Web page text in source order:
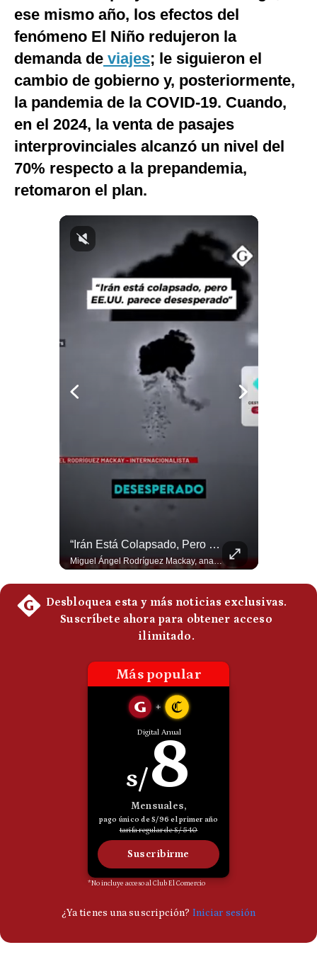
ese mismo año, los efectos del
fenómeno El Niño redujeron la
demanda de viajes; le siguieron el
cambio de gobierno y, posteriormente,
la pandemia de la COVID-19. Cuando,
en el 2024, la venta de pasajes
interprovinciales alcanzó un nivel del
70% respecto a la prepandemia,
retomaron el plan.
“Irán Está Colapsado, Pero EE.UU. Parece Desesperado” | #radar24